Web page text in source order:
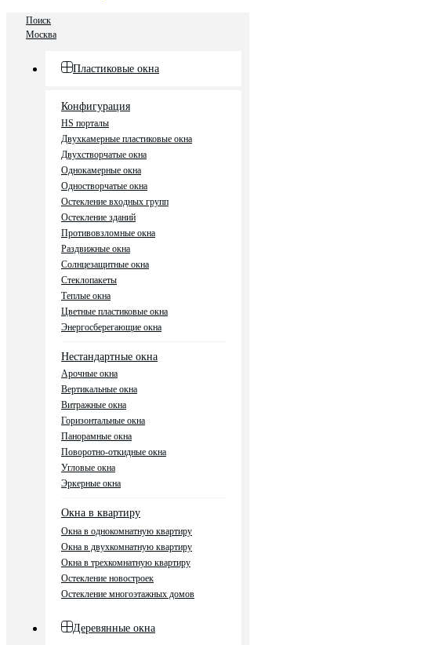
Поиск
Москва
Пластиковые окна
Конфигурация
HS порталы
Двухкамерные пластиковые окна
Двухстворчатые окна
Однокамерные окна
Одностворчатые окна
Остекление входных групп
Остекление зданий
Противовзломные окна
Раздвижные окна
Солнцезащитные окна
Стеклопакеты
Теплые окна
Цветные пластиковые окна
Энергосберегающие окна
Нестандартные окна
Арочные окна
Вертикальные окна
Витражные окна
Горизонтальные окна
Панорамные окна
Поворотно-откидные окна
Угловые окна
Эркерные окна
Окна в квартиру
Окна в однокомнатную квартиру
Окна в двухкомнатную квартиру
Окна в трехкомнатную квартиру
Остекление новостроек
Остекление многоэтажных домов
Деревянные окна